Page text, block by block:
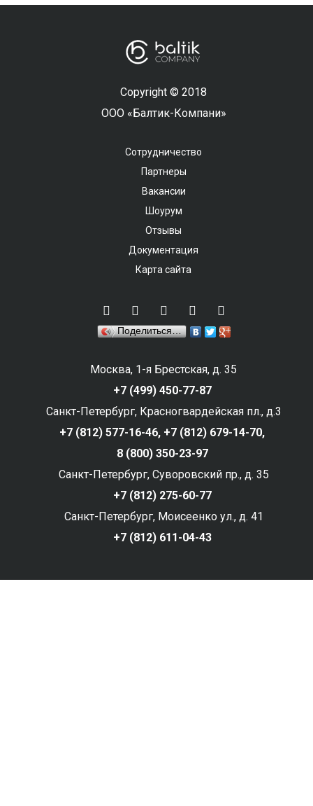
Copyright © 2018
ООО «Балтик-Компани»
Сотрудничество
Партнеры
Вакансии
Шоурум
Отзывы
Документация
Карта сайта
Поделиться…
Москва, 1-я Брестская, д. 35
+7 (499) 450-77-87
Санкт-Петербург, Красногвардейская пл., д.3
+7 (812) 577-16-46, +7 (812) 679-14-70,
8 (800) 350-23-97
Санкт-Петербург, Суворовский пр., д. 35
+7 (812) 275-60-77
Санкт-Петербург, Моисеенко ул., д. 41
+7 (812) 611-04-43